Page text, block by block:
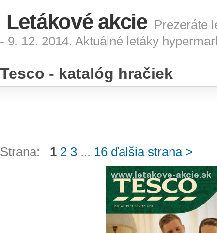
Letákové akcie Prezeráte
- 9. 12. 2014. Aktuálné letáky
Tesco - katalóg hračiek
Strana: 1 2 3 ... 16 ďalšia strana >